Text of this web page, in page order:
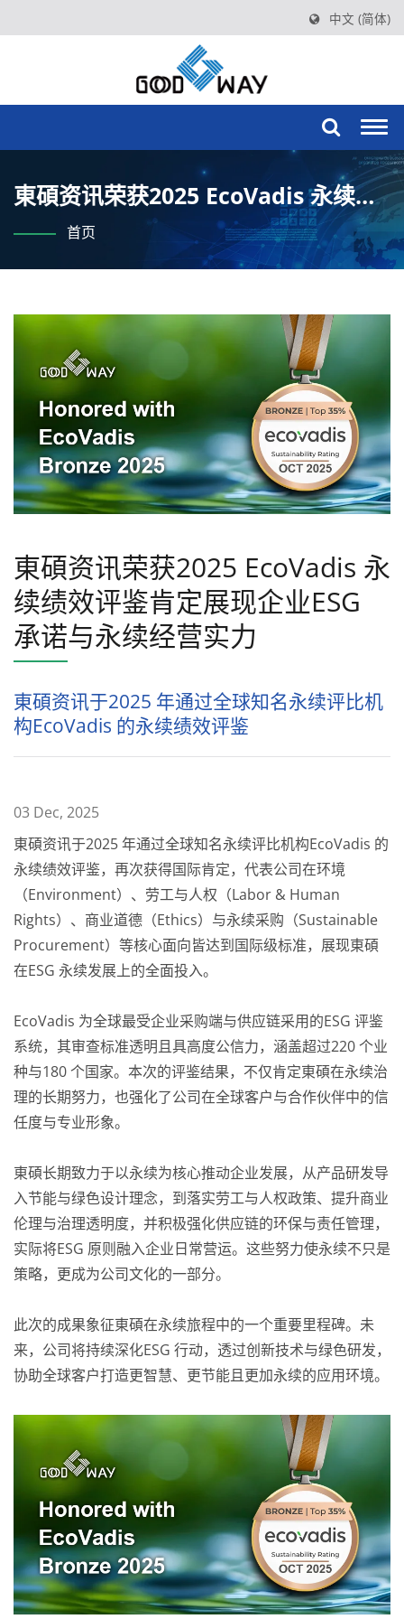
中文 (简体)
東碩资讯荣获2025 EcoVadis 永续绩
效评鉴肯定展现企业ESG 承诺与永续
经营实力
首页
東碩资讯荣获2025 EcoVadis 永
续绩效评鉴肯定展现企业ESG
承诺与永续经营实力
東碩资讯于2025 年通过全球知名永续评比机
构EcoVadis 的永续绩效评鉴
03 Dec, 2025
東碩资讯于2025 年通过全球知名永续评比机构EcoVadis 的
永续绩效评鉴，再次获得国际肯定，代表公司在环境
（Environment）、劳工与人权（Labor & Human
Rights）、商业道德（Ethics）与永续采购（Sustainable
Procurement）等核心面向皆达到国际级标准，展现東碩
在ESG 永续发展上的全面投入。
EcoVadis 为全球最受企业采购端与供应链采用的ESG 评鉴
系统，其审查标准透明且具高度公信力，涵盖超过220 个业
种与180 个国家。本次的评鉴结果，不仅肯定東碩在永续治
理的长期努力，也强化了公司在全球客户与合作伙伴中的信
任度与专业形象。
東碩长期致力于以永续为核心推动企业发展，从产品研发导
入节能与绿色设计理念，到落实劳工与人权政策、提升商业
伦理与治理透明度，并积极强化供应链的环保与责任管理，
实际将ESG 原则融入企业日常营运。这些努力使永续不只是
策略，更成为公司文化的一部分。
此次的成果象征東碩在永续旅程中的一个重要里程碑。未
来，公司将持续深化ESG 行动，透过创新技术与绿色研发，
协助全球客户打造更智慧、更节能且更加永续的应用环境。